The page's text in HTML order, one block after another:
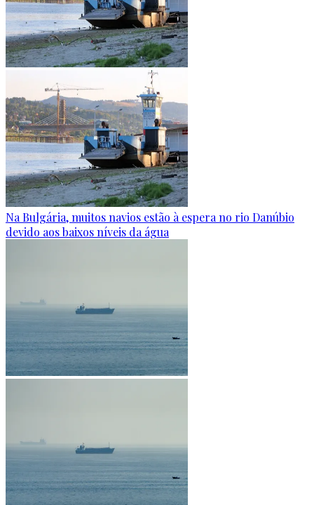
Na Bulgária, muitos navios estão à espera no rio Danúbio
devido aos baixos níveis da água